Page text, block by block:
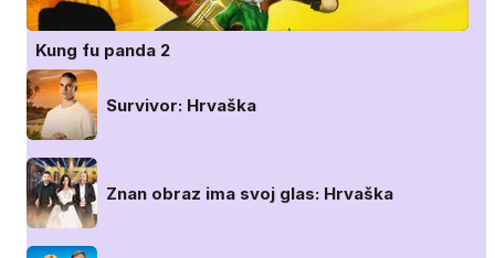
Kung fu panda 2
Survivor: Hrvaška
Znan obraz ima svoj glas: Hrvaška